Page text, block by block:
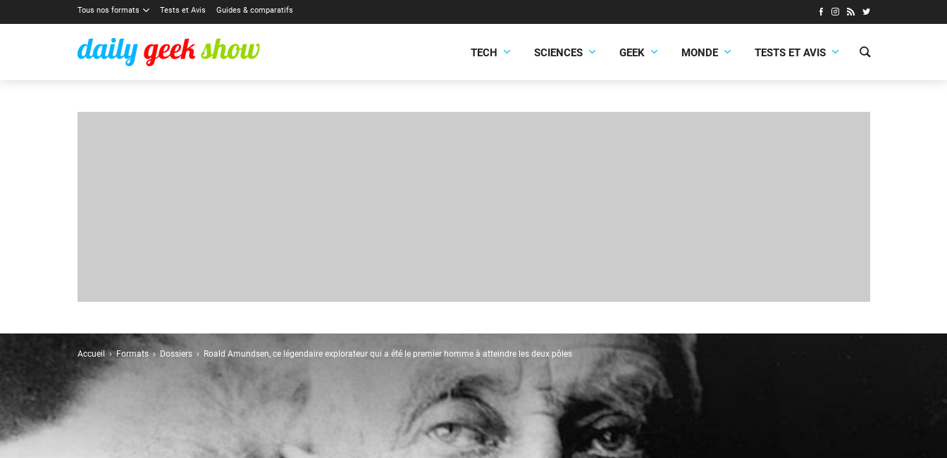
Tous nos formats Tests et Avis Guides & comparatifs
TECH SCIENCES GEEK MONDE TESTS ET AVIS
Accueil Formats Dossiers Roald Amundsen, ce légendaire explorateur qui a été le premier homme à atteindre les deux pôles